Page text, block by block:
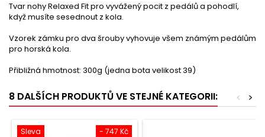
Tvar nohy Relaxed Fit pro vyvážený pocit z pedálů a pohodlí,
když musíte sesednout z kola.
Vzorek zámku pro dva šrouby vyhovuje všem známým pedálům
pro horská kola.
Přibližná hmotnost: 300g (jedna bota velikost 39)
8 DALŠÍCH PRODUKTŮ VE STEJNÉ KATEGORII: >
<
- 747 Kč
Sleva